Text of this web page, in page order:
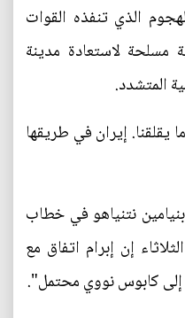
الذي تنفذه القوات
مسلحة لاستعادة مدينة
المتشدد.
إيران في طريقها
نتنياهو في خطاب
إن إبرام اتفاق مع
إلى كابوس نووي محتمل".